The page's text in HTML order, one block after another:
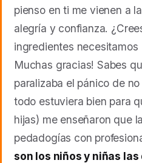
pienso en ti me vienen a
alegría y confianza.
ingredientes necesitamos
Muchas gracias! Sabes
paralizaba el pánico de
todo estuviera bien para
hijas) me enseñaron que
pedadogías con
son los niños y niñas